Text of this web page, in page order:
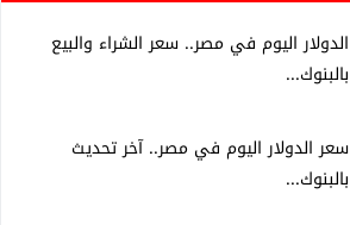
الدولار اليوم في مصر.. سعر الشراء والبيع
بالبنوك...
سعر الدولار اليوم في مصر.. آخر تحديث
بالبنوك...